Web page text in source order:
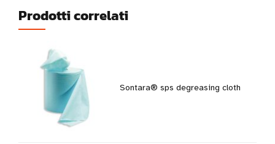
Prodotti correlati
Sontara® sps degreasing cloth